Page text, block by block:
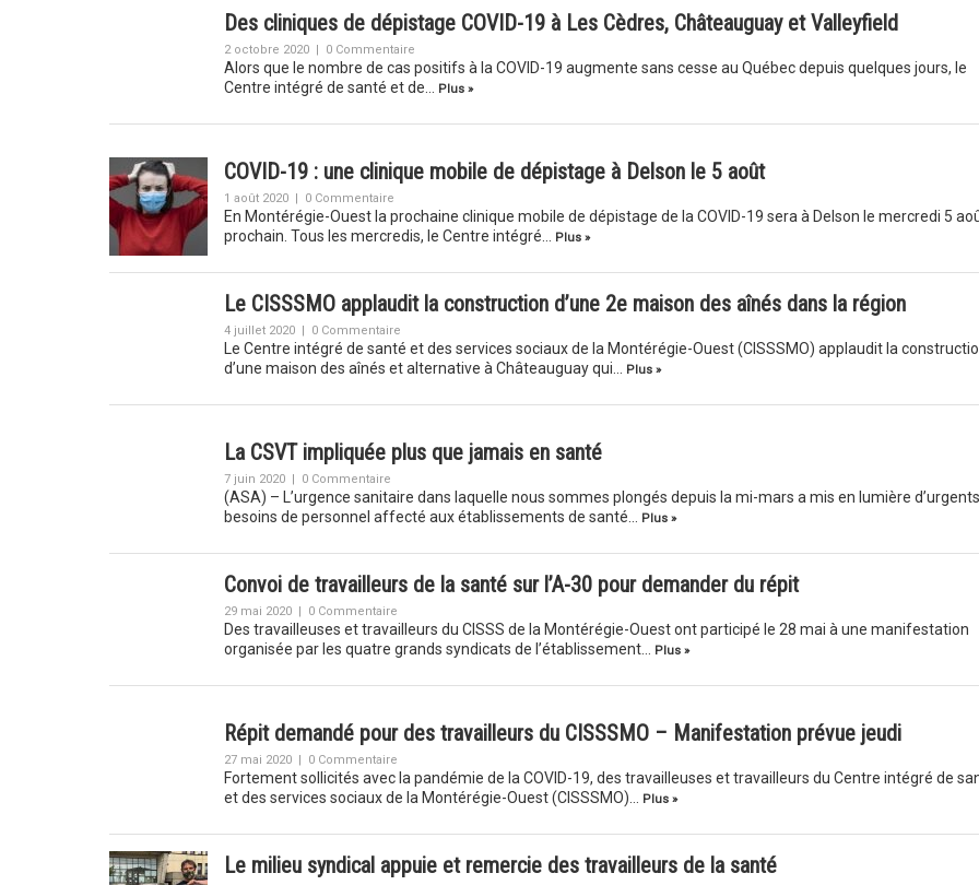
Des cliniques de dépistage COVID-19 à Les Cèdres, Châteauguay et Valleyfield
2 octobre 2020 | 0 Commentaire
Alors que le nombre de cas positifs à la COVID-19 augmente sans cesse au Québec depuis quelques jours, le
Centre intégré de santé et de…
Plus »
COVID-19 : une clinique mobile de dépistage à Delson le 5 août
1 août 2020 | 0 Commentaire
En Montérégie-Ouest la prochaine clinique mobile de dépistage de la COVID-19 sera à Delson le mercredi 5
prochain. Tous les mercredis, le Centre intégré…
Plus »
Le CISSSMO applaudit la construction d’une 2e maison des aînés dans la région
4 juillet 2020 | 0 Commentaire
Le Centre intégré de santé et des services sociaux de la Montérégie-Ouest (CISSSMO) applaudit la
d’une maison des aînés et alternative à Châteauguay qui…
Plus »
La CSVT impliquée plus que jamais en santé
7 juin 2020 | 0 Commentaire
(ASA) – L’urgence sanitaire dans laquelle nous sommes plongés depuis la mi-mars a mis en lumière d’urgents
besoins de personnel affecté aux établissements de santé…
Plus »
Convoi de travailleurs de la santé sur l’A-30 pour demander du répit
29 mai 2020 | 0 Commentaire
Des travailleuses et travailleurs du CISSS de la Montérégie-Ouest ont participé le 28 mai à une manifestation
organisée par les quatre grands syndicats de l’établissement…
Plus »
Répit demandé pour des travailleurs du CISSSMO – Manifestation prévue jeudi
27 mai 2020 | 0 Commentaire
Fortement sollicités avec la pandémie de la COVID-19, des travailleuses et travailleurs du Centre intégré de
et des services sociaux de la Montérégie-Ouest (CISSSMO)…
Plus »
Le milieu syndical appuie et remercie des travailleurs de la santé